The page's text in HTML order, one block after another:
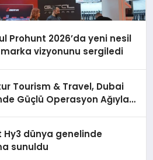
Prohunt 2026’da yeni nesil
vizyonunu sergiledi
Tourism & Travel, Dubai
Güçlü Operasyon Ağıyla
Hy3 dünya genelinde
sunuldu